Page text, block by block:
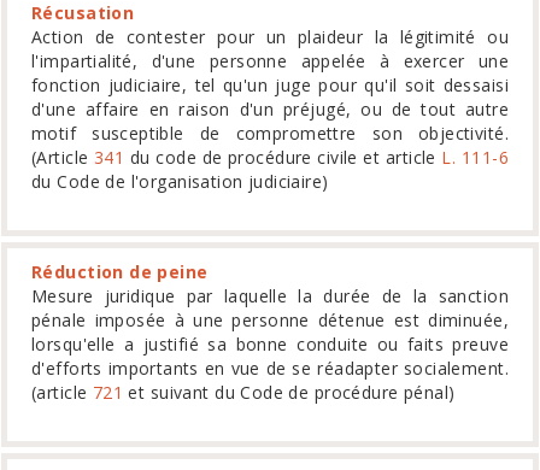
Récusation
Action de contester pour un plaideur la légitimité ou
l'impartialité, d'une personne appelée à exercer une
fonction judiciaire, tel qu'un juge pour qu'il soit dessaisi
d'une affaire en raison d'un préjugé, ou de tout autre
motif susceptible de compromettre son objectivité.
(Article 341 du code de procédure civile et article L. 111-6
du Code de l'organisation judiciaire)
Réduction de peine
Mesure juridique par laquelle la durée de la sanction
pénale imposée à une personne détenue est diminuée,
lorsqu'elle a justifié sa bonne conduite ou faits preuve
d'efforts importants en vue de se réadapter socialement.
(article 721 et suivant du Code de procédure pénal)